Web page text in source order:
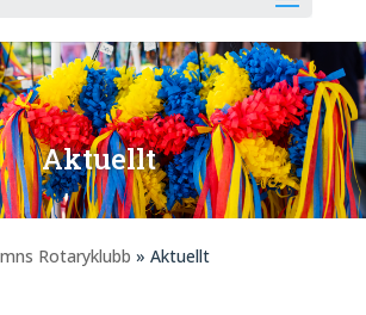
Aktuellt
Rotaryklubb » Aktuellt